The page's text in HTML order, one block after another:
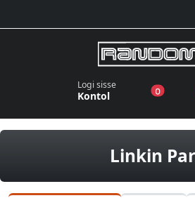
Logi sisse
Kontol 0toodet
Linkin